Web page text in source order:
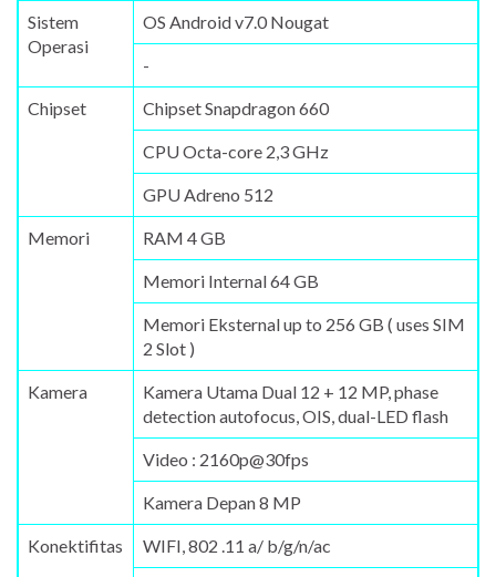
Sistem
Operasi
OS Android v7.0 Nougat
-
Chipset Chipset Snapdragon 660
CPU Octa-core 2,3 GHz
GPU Adreno 512
Memori RAM 4 GB
Memori Internal 64 GB
Memori Eksternal up to 256 GB ( uses SIM
2 Slot )
Kamera
Kamera Utama Dual 12 + 12 MP, phase
detection autofocus, OIS, dual-LED flash
Video : 2160p@30fps
Kamera Depan 8 MP
Konektifitas WIFI, 802 .11 a/ b/g/n/ac